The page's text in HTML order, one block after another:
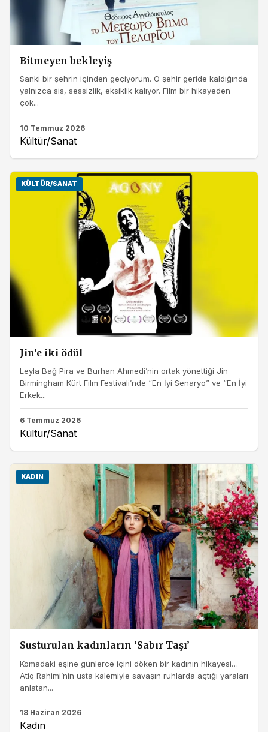
Bitmeyen bekleyiş
Sanki bir şehrin içinden geçiyorum. O şehir geride kaldığında
yalnızca sis, sessizlik, eksiklik kalıyor. Film bir hikayeden
çok...
10 Temmuz 2026
Kültür/Sanat
KÜLTÜR/SANAT
Jin’e iki ödül
Leyla Bağ Pira ve Burhan Ahmedi’nin ortak yönettiği Jin
Birmingham Kürt Film Festivali’nde “En İyi Senaryo” ve “En İyi
Erkek...
6 Temmuz 2026
Kültür/Sanat
KADIN
Susturulan kadınların ‘Sabır Taşı’
Komadaki eşine günlerce içini döken bir kadının hikayesi…
Atiq Rahimi’nin usta kalemiyle savaşın ruhlarda açtığı yaraları
anlatan...
18 Haziran 2026
Kadın